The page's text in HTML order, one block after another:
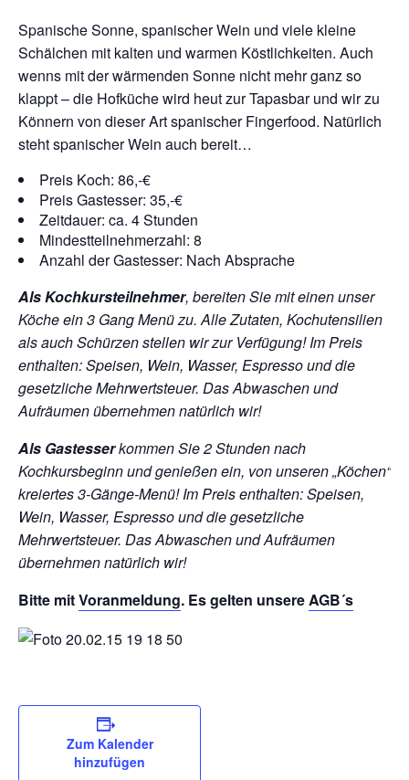
Spanische Sonne, spanischer Wein und viele kleine
Schälchen mit kalten und warmen Köstlichkeiten. Auch
wenns mit der wärmenden Sonne nicht mehr ganz so
klappt – die Hofküche wird heut zur Tapasbar und wir zu
Könnern von dieser Art spanischer Fingerfood. Natürlich
steht spanischer Wein auch bereit…
Preis Koch: 86,-€
Preis Gastesser: 35,-€
Zeitdauer: ca. 4 Stunden
Mindestteilnehmerzahl: 8
Anzahl der Gastesser: Nach Absprache
Als Kochkursteilnehmer, bereiten Sie mit einen unser
Köche ein 3 Gang Menü zu. Alle Zutaten, Kochutensilien
als auch Schürzen stellen wir zur Verfügung!Im Preis
enthalten: Speisen, Wein, Wasser, Espresso und die
gesetzliche Mehrwertsteuer. Das Abwaschen und
Aufräumen übernehmen natürlich wir!
Als Gastesserkommen Sie 2 Stunden nach
Kochkursbeginn und genießen ein, von unseren „Köchen“
kreiertes 3-Gänge-Menü!Im Preis enthalten: Speisen,
Wein, Wasser, Espresso und die gesetzliche
Mehrwertsteuer. Das Abwaschen und Aufräumen
übernehmen natürlich wir!
Bitte mitVoranmeldung. Es gelten unsereAGB´s
Zum Kalender
hinzufügen